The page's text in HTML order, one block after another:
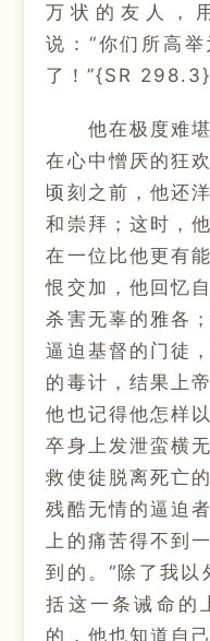
万状的友人，
说：“你们所高
了！”{SR 298.3}
他在极度难堪
在心中憎厌的狂
顷刻之前，他还
和崇拜；这时，
在一位比他更有
恨交加，他回忆
杀害无辜的雅各
逼迫基督的门徒
的毒计，结果上
他也记得他怎样
卒身上发泄蛮横
救使徒脱离死亡
残酷无情的逼迫
上的痛苦得不到
到的。“除了我以
括这一条诫命的
的，他也知道自